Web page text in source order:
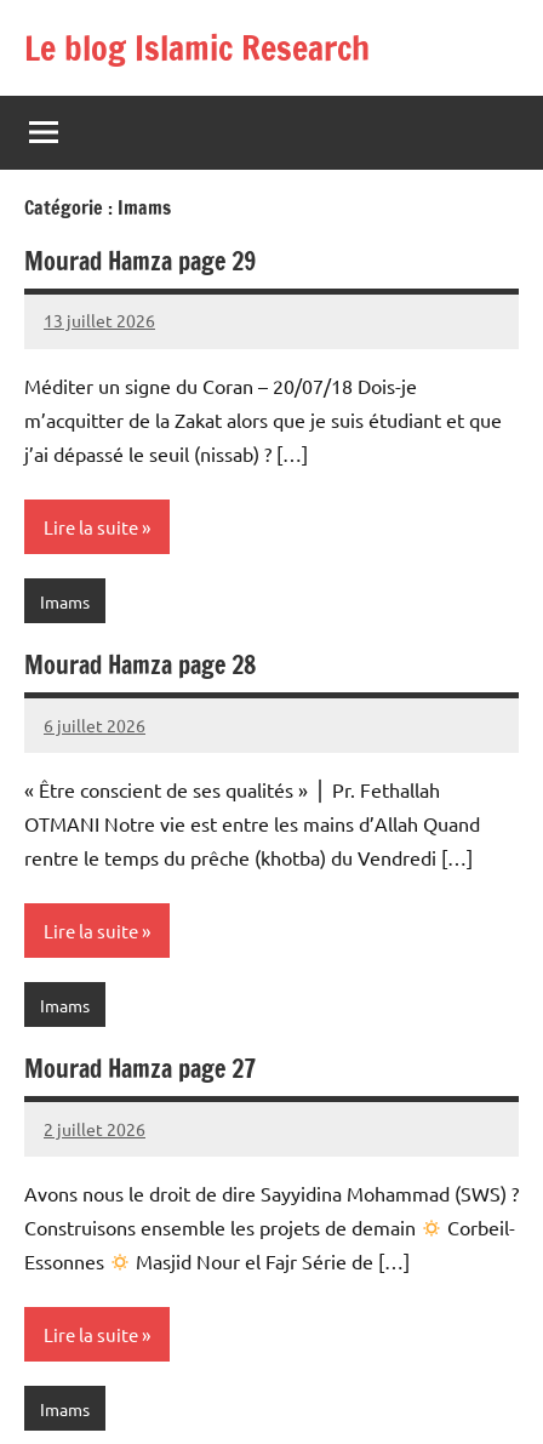
Le blog Islamic Research
Catégorie : Imams
Mourad Hamza page 29
13 juillet 2026
prieres
Méditer un signe du Coran – 20/07/18 Dois-je
m’acquitter de la Zakat alors que je suis étudiant et que
j’ai dépassé le seuil (nissab) ? […]
Lire la suite
Imams
Mourad Hamza page 28
6 juillet 2026
prieres
« Être conscient de ses qualités » ⎪ Pr. Fethallah
OTMANI Notre vie est entre les mains d’Allah Quand
rentre le temps du prêche (khotba) du Vendredi […]
Lire la suite
Imams
Mourad Hamza page 27
2 juillet 2026
prieres
Avons nous le droit de dire Sayyidina Mohammad (SWS) ?
Construisons ensemble les projets de demain
Corbeil-
Essonnes
Masjid Nour el Fajr Série de […]
Lire la suite
Imams